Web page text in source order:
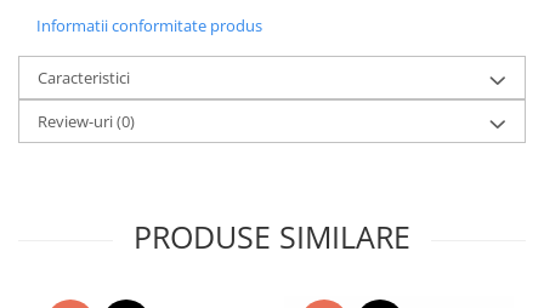
Informatii conformitate produs
Caracteristici
Review-uri(0)
PRODUSE SIMILARE